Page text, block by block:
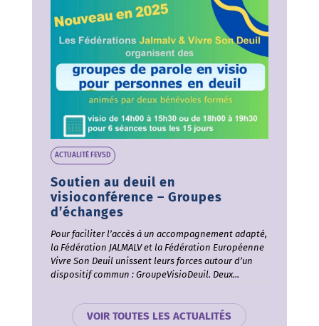
Soutien au deuil en
visioconférence – Groupes
d’échanges
ACTUALITÉ FEVSD
Pour faciliter l’accès à un accompagnement adapté,
la Fédération JALMALV et la Fédération Européenne
Vivre Son Deuil unissent leurs forces autour d’un
dispositif commun : GroupeVisioDeuil. Deux...
VOIR TOUTES LES ACTUALITÉS